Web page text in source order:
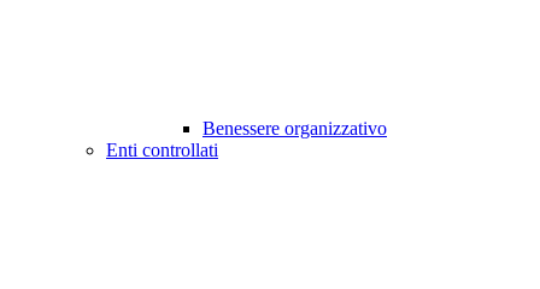
Benessere organizzativo
Enti controllati